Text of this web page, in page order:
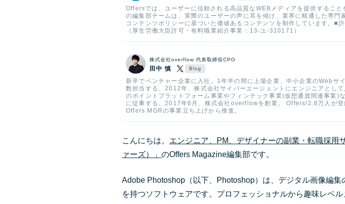
Offersでは、ユーザーに信頼される高品質なWEBメディアを提供すること
の編集部チームは、実際のユーザーの声に耳を傾け、業界に精通した専門
コンテンツポリシーに基づいた価値あるコンテンツを制作しています。■
（厚生労働大臣許可・有料職業紹介事業：13-ユ-310171）
株式会社overflow 代表取締役CPO
田中 慎
新卒でベンチャー企業に入社。1年半の間に上場企業、中小企業のWebサ
数担当する。2012年、株式会社サイバーエージェントにエンジニアとし
のポイントプラットフォーム事業やフィンテック事業(仮想通貨関連事業)
に従事する。2017年6月、株式会社overflowを創業。 Offers/2.8万人が登
Offers MGRの事業立ち上げから推進。
こんにちは。 エンジニア、PM、デザイナーの副業・転職採用
ァーズ）」 のOffers Magazine編集部です。
Adobe Photoshop（以下、Photoshop）は、デジタル画像編集
を持つソフトウェアです。プロフェッショナルから趣味レベ